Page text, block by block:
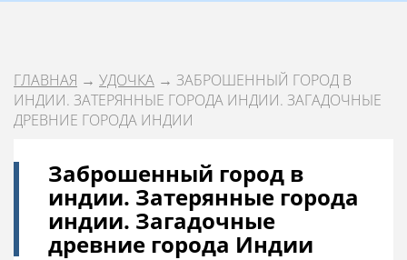
ГЛАВНАЯ → УДОЧКА → ЗАБРОШЕННЫЙ ГОРОД В
ИНДИИ. ЗАТЕРЯННЫЕ ГОРОДА ИНДИИ. ЗАГАДОЧНЫЕ
ДРЕВНИЕ ГОРОДА ИНДИИ
Заброшенный город в
индии. Затерянные города
индии. Загадочные
древние города Индии